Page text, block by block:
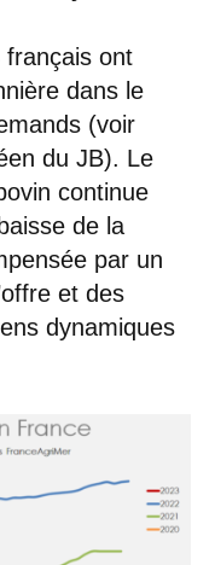
français ont
dans le
(voir
du JB). Le
continue
de la
par un
et des
dynamiques